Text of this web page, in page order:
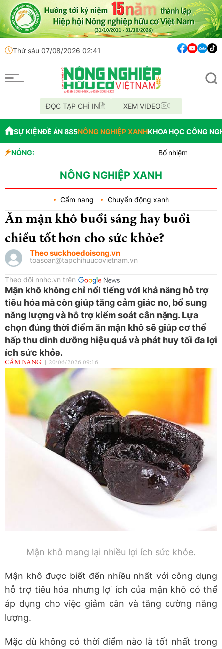
Thứ sáu 07/08/2026 02:41
ĐỌC TẠP CHÍ IN XEM VIDEO
SỰ KIỆNĐỀ ÁN 885NÔNG NGHIỆP XANHKHOA HỌC CÔNG
NÓNG:
Bổ nhiệm Phó Tổng Giám
Bắc Ninh công bố quy
NÔNG NGHIỆP XANH
Cẩm nang Chuyển động xanh
Ăn mận khô buổi sáng hay buổi
chiều tốt hơn cho sức khỏe?
Theo suckhoedoisong.vn
toasoan@tapchihuucovietnam.vn
Theo dõi nnhc.vn trên
Mận khô không chỉ nổi tiếng với khả năng hỗ trợ
tiêu hóa mà còn giúp tăng cảm giác no, bổ sung
năng lượng và hỗ trợ kiểm soát cân nặng. Lựa
chọn đúng thời điểm ăn mận khô sẽ giúp cơ thể
hấp thu dinh dưỡng hiệu quả và phát huy tối đa lợi
ích sức khỏe.
CẨM NANG 20/06/2026 09:16
Mận khô mang lại nhiều lợi ích sức khỏe.
Mận khô được biết đến nhiều nhất với công dụng
hỗ trợ tiêu hóa nhưng lợi ích của mận khô có thể
áp dụng cho việc giảm cân và tăng cường năng
lượng.
Mặc dù không có thời điểm nào là tốt nhất trong